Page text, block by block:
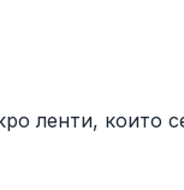
ленти, които